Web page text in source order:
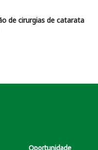
de cirurgias de catarata
Oportunidade